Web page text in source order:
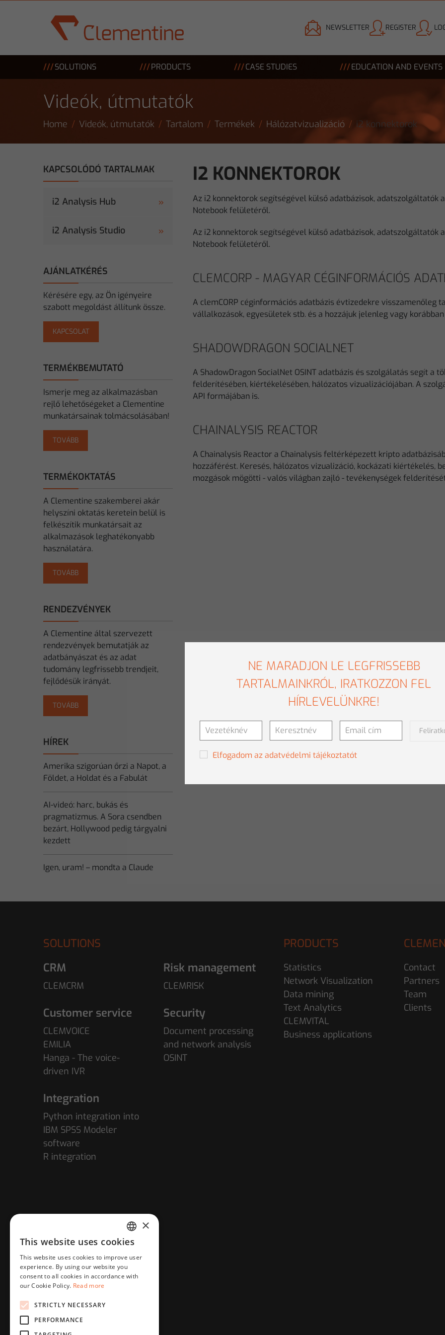
Skip to main content NEWSLETTER REGISTER
SOLUTIONS PRODUCTS CASE STUDIES EDUCATION AND EVENTS
Videók, útmutatók
Home Videók, útmutatók Tartalom Termékek Hálózatvizualizáció i2 konnektorok
KAPCSOLÓDÓ TARTALMAK
i2 Analysis Hub
i2 Analysis Studio
AJÁNLATKÉRÉS
Kérésére egy, az Ön igényeire
szabott megoldást állítunk össze.
KAPCSOLAT
TERMÉKBEMUTATÓ
Ismerje meg az alkalmazásban
rejlő lehetőségeket a Clementine
munkatársainak tolmácsolásában!
TOVÁBB
TERMÉKOKTATÁS
A Clementine szakemberei akár
helyszíni oktatás keretein belül is
felkészítik munkatársait az
alkalmazások leghatékonyabb
használatára.
TOVÁBB
RENDEZVÉNYEK
A Clementine által szervezett
rendezvények bemutatják az
adatbányászat és az adat
tudomány legfrissebb trendjeit,
fejlődésük irányát.
TOVÁBB
HÍREK
Amerika szigorúan őrzi a Napot, a
Földet, a Holdat és a Fabulát
AI-videó: harc, bukás és
pragmatizmus. A Sora csendben
bezárt, Hollywood pedig tárgyalni
kezdett
Igen, uram! – mondta a Claude
I2 KONNEKTOROK
Az i2 konnektorok segítségével külső adatbázisok, adatszolgáltatók
Notebook felületéről.
Az i2 konnektorok segítségével külső adatbázisok, adatszolgáltatók
Notebook felületéről.
CLEMCORP - MAGYAR CÉGINFORMÁCIÓS
A clemCORP céginformációs adatbázis évtizedekre visszamenőleg
vállalkozások, egyesületek stb. és a hozzájuk jelenleg vagy
SHADOWDRAGON SOCIALNET
A ShadowDragon SocialNet OSINT adatbázis és szolgálatás segít
felderítésében, kiértékelésében, hálózatos vizualizációjában. A
API formájában is.
CHAINALYSIS REACTOR
A Chainalysis Reactor a Chainalysis feltérképezett kripto
hozzáférést. Keresés, hálózatos vizualizáció, kockázati kiértékelés,
mozgások mögötti - valós világban zajló - tevékenységek
SOLUTIONS
CRM
CLEMCRM
Customer service
CLEMVOICE
EMILIA
Hanga - The voice-
driven IVR
Integration
Python integration into
IBM SPSS Modeler
software
R integration
Risk management
CLEMRISK
Security
Document processing
and network analysis
OSINT
PRODUCTS
Statistics
Network Visualization
Data mining
Text Analytics
CLEMVITAL
Business applications
Contact
Partners
Team
Clients
NE MARADJON LE LEGFRISSEBB
TARTALMAINKRÓL, IRATKOZZON FEL
HÍRLEVELÜNKRE!
Elfogadom az adatvédelmi tájékoztatót
HUNGARIAN
ENGLISH
×
This website uses cookies
This website uses cookies to improve user
experience. By using our website you
consent to all cookies in accordance with
our Cookie Policy. Read more
STRICTLY NECESSARY
PERFORMANCE